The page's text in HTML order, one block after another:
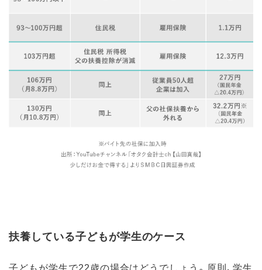
扶養している子どもが学生のケース